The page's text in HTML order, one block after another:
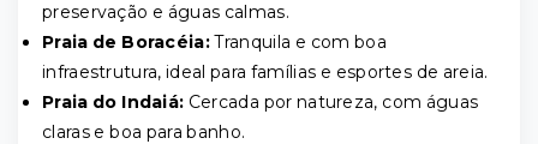
preservação e águas calmas.
Praia de Boracéia:Tranquila e com boa
infraestrutura, ideal para famílias e esportes de areia.
Praia do Indaiá: Cercada por natureza, com águas
claras e boa para banho.